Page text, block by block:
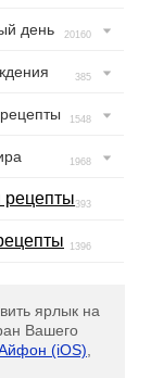
день 20160
385
1548
1968
рецепты393
1396
ярлык на
Вашего
(iOS)